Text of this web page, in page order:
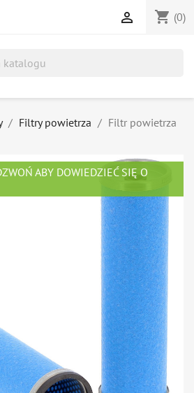
shopping_cart (0)

Filtry powietrza
Filtr powietrza
ABY DOWIEDZIEĆ SIĘ O